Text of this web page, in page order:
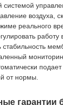
системой
воздуха,
реального
работу
стабильность
подает
от нормы.
гарантии